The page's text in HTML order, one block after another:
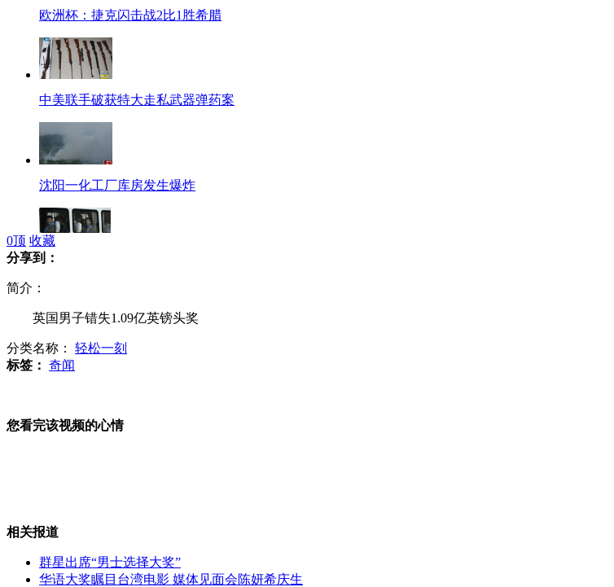
欧洲杯：捷克闪击战2比1胜希腊
中美联手破获特大走私武器弹药案
沈阳一化工厂库房发生爆炸
公交车失控撞倒厂房 14名乘客受伤
神九发射演练：实验“尿变水”
0顶 收藏
分享到：
简介：
英国男子错失1.09亿英镑头奖
分类名称： 轻松一刻
标签： 奇闻
您看完该视频的心情
相关报道
群星出席“男士选择大奖”
华语大奖瞩目台湾电影 媒体见面会陈妍希庆生